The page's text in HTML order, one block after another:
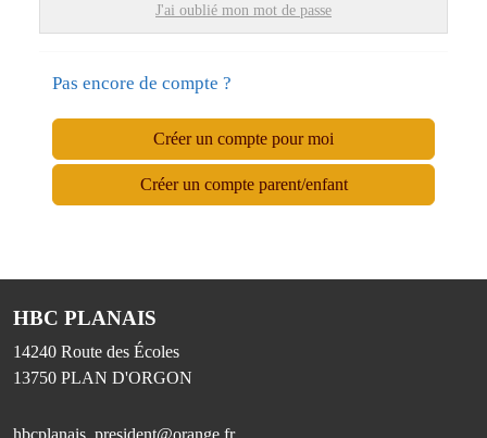
J'ai oublié mon mot de passe
Pas encore de compte ?
Créer un compte pour moi
Créer un compte parent/enfant
HBC PLANAIS
14240 Route des Écoles
13750 PLAN D'ORGON
hbcplanais_president@orange.fr